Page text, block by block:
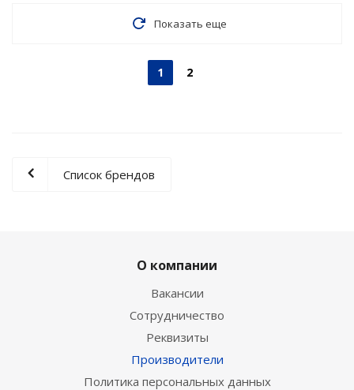
Показать еще
1 2
Список брендов
О компании
Вакансии
Сотрудничество
Реквизиты
Производители
Политика персональных данных